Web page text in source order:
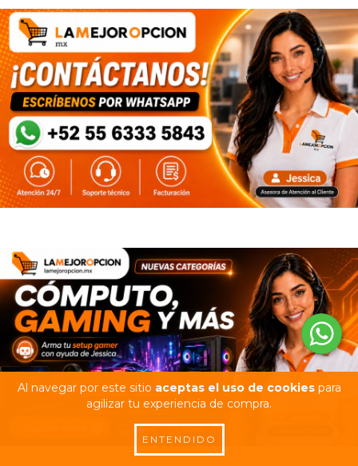
Al navegar por este sitio aceptas el uso de cookiespara
agilizar tu experiencia de compra.
ENTENDIDO